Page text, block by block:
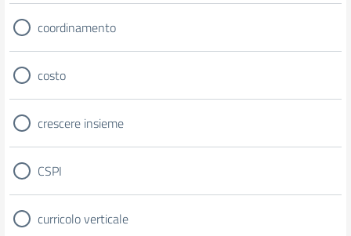
coordinamento
costo
crescere insieme
CSPI
curricolo verticale